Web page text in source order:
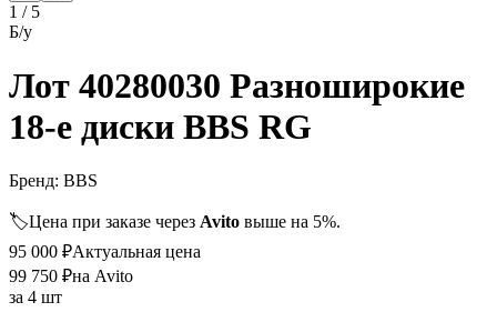
1 / 5
Б/у
Лот 40280030 Разноширокие
18-е диски BBS RG
Бренд: BBS
🏷️Цена при заказе через Avito выше на 5%.
95 000 ₽Актуальная цена
99 750 ₽на Avito
за 4 шт